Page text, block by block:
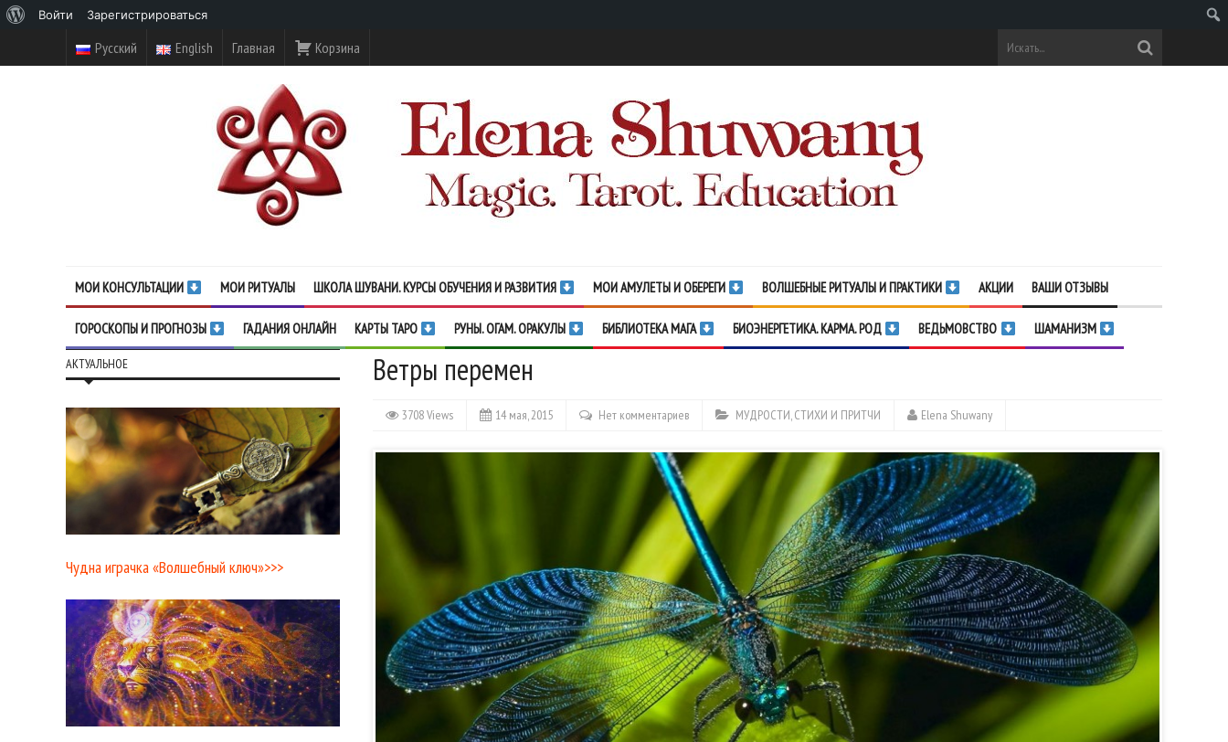
Русский English Главная Корзина
МОИ КОНСУЛЬТАЦИИ МОИ РИТУАЛЫ ШКОЛА ШУВАНИ. КУРСЫ ОБУЧЕНИЯ И РАЗВИТИЯ МОИ АМУЛЕТЫ И ОБЕРЕГИ ВОЛШЕБНЫЕ РИТУАЛЫ И ПРАКТИКИ АКЦИИ ВАШИ ОТЗЫВЫ
ГОРОСКОПЫ И ПРОГНОЗЫ ГАДАНИЯ ОНЛАЙН КАРТЫ ТАРО РУНЫ. ОГАМ. ОРАКУЛЫ БИБЛИОТЕКА МАГА БИОЭНЕРГЕТИКА. КАРМА. РОД ВЕДЬМОВСТВО ШАМАНИЗМ
Ветры перемен
3708 Views 14 мая, 2015 Нет комментариев МУДРОСТИ, СТИХИ И ПРИТЧИ Elena Shuwany
АКТУАЛЬНОЕ
Чудна играчка «Волшебный ключ»>>>
WordPress
Войти Зарегистрироваться